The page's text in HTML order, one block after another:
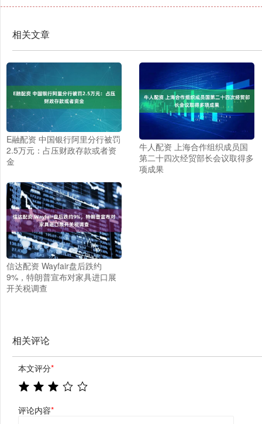
相关文章
E融配资 中国银行阿里分行被罚
2.5万元：占压财政存款或者资
金
牛人配资 上海合作组织成员国
第二十四次经贸部长会议取得多
项成果
信达配资 Wayfair盘后跌约
9%，特朗普宣布对家具进口展
开关税调查
相关评论
本文评分*
评论内容*